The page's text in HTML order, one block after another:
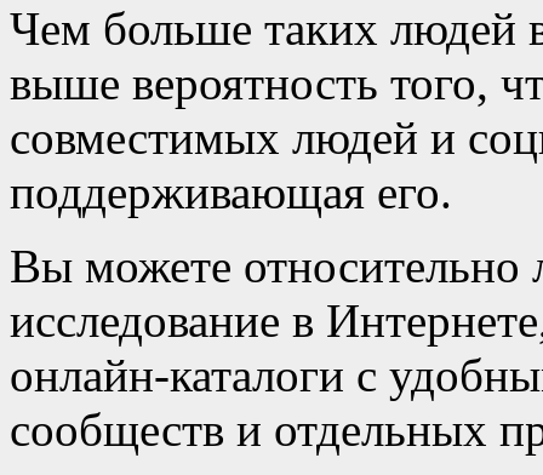
Чем больше таких людей
выше вероятность того,
совместимых людей и
поддерживающая его.
Вы можете относительно
исследование в
онлайн-каталоги с
сообществ и отдельных